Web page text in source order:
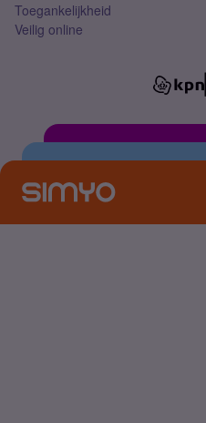
Toegankelijkheid
Veilig online